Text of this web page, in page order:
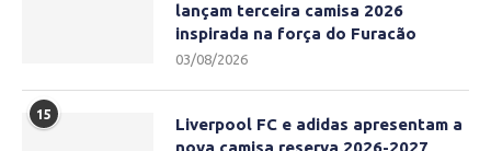
lançam terceira camisa 2026
inspirada na força do Furacão
03/08/2026
15
Liverpool FC e adidas apresentam a